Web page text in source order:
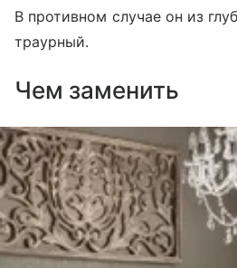
В противном случае он из
траурный.
Чем заменить